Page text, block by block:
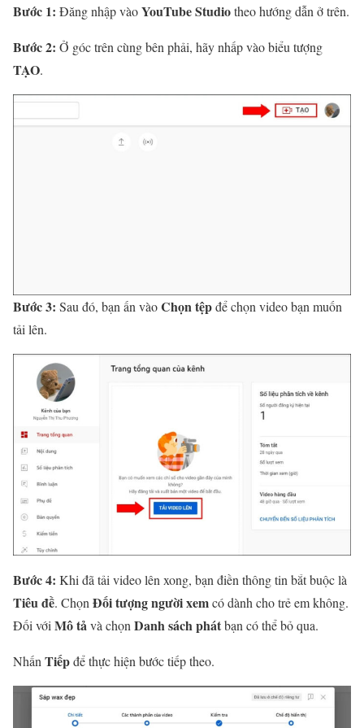
Bước 1: Đăng nhập vàoYouTube Studiotheo hướng dẫn ở trên.
Bước 2: Ở góc trên cùng bên phải, hãy nhấp vào biểu tượng
TẠO.
Bước 3: Sau đó, bạn ấn vàoChọn tệpđể chọn video bạn muốn
tải lên.
Bước 4: Khi đã tải video lên xong, bạn điền thông tin bắt buộc là
Tiêu đề. Chọn Đối tượng người xemcó dành cho trẻ em không.
Đối với Mô tảvà chọn Danh sách phátbạn có thể bỏ qua.
Nhấn Tiếpđể thực hiện bước tiếp theo.